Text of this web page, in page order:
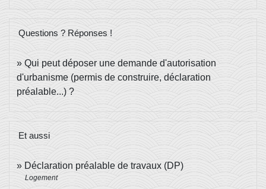
Questions ? Réponses !
Qui peut déposer une demande d'autorisation
d'urbanisme (permis de construire, déclaration
préalable...) ?
Et aussi
Déclaration préalable de travaux (DP)
Logement